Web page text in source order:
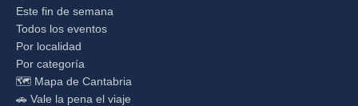
Este fin de semana
Todos los eventos
Por localidad
Por categoría
🗺️ Mapa de Cantabria
🚗 Vale la pena el viaje